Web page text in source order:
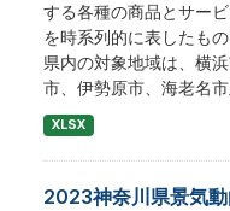
する各種の商品とサー
を時系列的に表したも
県内の対象地域は、横
市、伊勢原市、海老名
XLSX
2023神奈川県景気